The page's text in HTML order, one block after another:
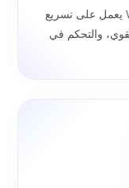
احصل على حل شامل لأداء WordPress يعمل على تسريع
والتحكم في